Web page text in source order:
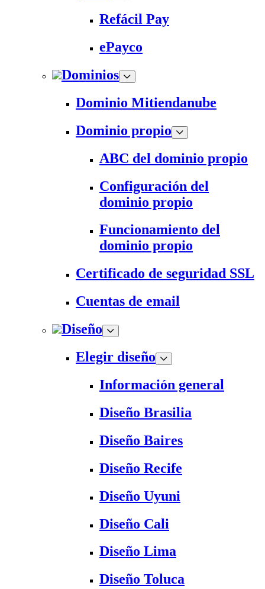
Refácil Pay
ePayco
Dominios
Dominio Mitiendanube
Dominio propio
ABC del dominio propio
Configuración del
dominio propio
Funcionamiento del
dominio propio
Certificado de seguridad SSL
Cuentas de email
Diseño
Elegir diseño
Información general
Diseño Brasilia
Diseño Baires
Diseño Recife
Diseño Uyuni
Diseño Cali
Diseño Lima
Diseño Toluca